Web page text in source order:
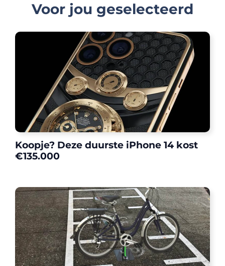
Voor jou geselecteerd
Koopje? Deze duurste iPhone 14 kost
€135.000